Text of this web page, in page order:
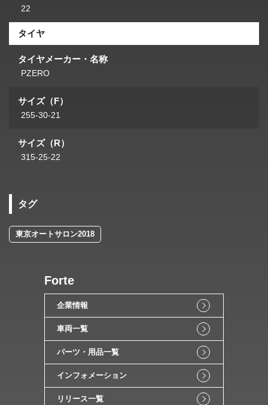
22
タイヤ
タイヤメーカー・名称
PZERO
サイズ（F）
255-30-21
サイズ（R）
315-25-22
タグ
東京オートサロン2018
Forte
企業情報
車両一覧
パーツ・用品一覧
インフォメーション
リリース一覧